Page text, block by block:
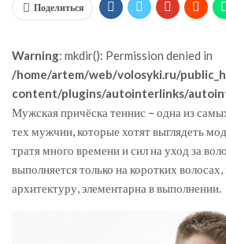
Поделиться
Warning: mkdir(): Permission denied in
/home/artem/web/volosyki.ru/
content/plugins/autointerlinks/
Мужская причёска теннис – одна из
тех мужчин, которые хотят выглядеть
тратя много времени и сил на уход за
выполняется только на коротких
архитектуру, элементарна в выполнении.